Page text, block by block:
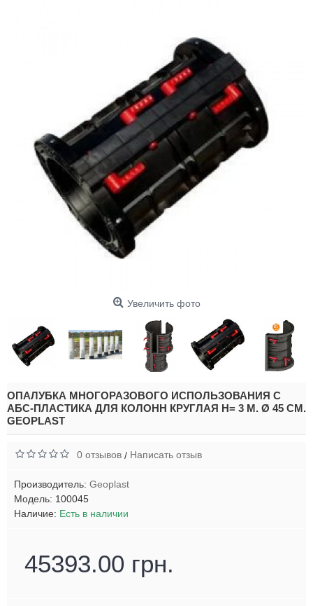
Увеличить фото
ОПАЛУБКА МНОГОРАЗОВОГО ИСПОЛЬЗОВАНИЯ С
АБС-ПЛАСТИКА ДЛЯ КОЛОНН КРУГЛАЯ H= 3 М. Ø 45 СМ.
GEOPLAST
0 отзывов / Написать отзыв
Производитель: Geoplast
Модель: 100045
Наличие: Есть в наличии
45393.00 грн.